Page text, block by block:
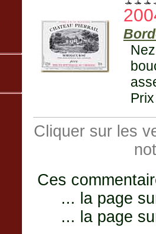
Cliquer sur les
Ces
... la page
... la page